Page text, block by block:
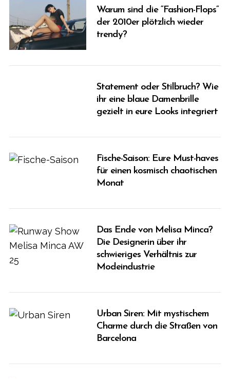
Warum sind die “Fashion-Flops“
der 2010er plötzlich wieder
trendy?
Statement oder Stilbruch? Wie
ihr eine blaue Damenbrille
gezielt in eure Looks integriert
Fische-Saison: Eure Must-haves
für einen kosmisch chaotischen
Monat
Das Ende von Melisa Minca?
Die Designerin über ihr
schwieriges Verhältnis zur
Modeindustrie
Urban Siren: Mit mystischem
Charme durch die Straßen von
Barcelona